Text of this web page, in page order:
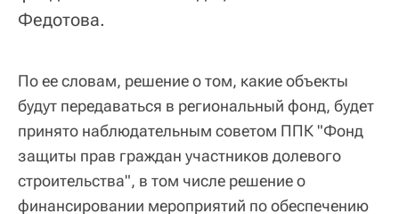
Федотова.
По ее словам, решение о том, какие объекты
будут передаваться в региональный фонд, будет
принято наблюдательным советом ППК "Фонд
защиты прав граждан участников долевого
строительства", в том числе решение о
финансировании мероприятий по обеспечению